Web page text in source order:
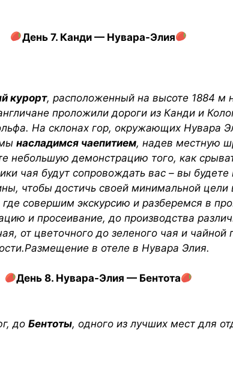
День 7. Канди — Нувара-Элия
курорт, расположенный на высоте 1884 м
проложили дороги из Канди и
На склонах гор, окружающих Нувара
насладимся чаепитием, надев местную
небольшую демонстрацию того, как
чая будут сопровождать вас – вы
чтобы достичь своей минимальной цели
где совершим экскурсию и разберемся в
и просеивание, до производства
от цветочного до зеленого чая и чайной
в отеле в Нувара Элия.
День 8. Нувара-Элия — Бентота
до Бентоты, одного из лучших мест для